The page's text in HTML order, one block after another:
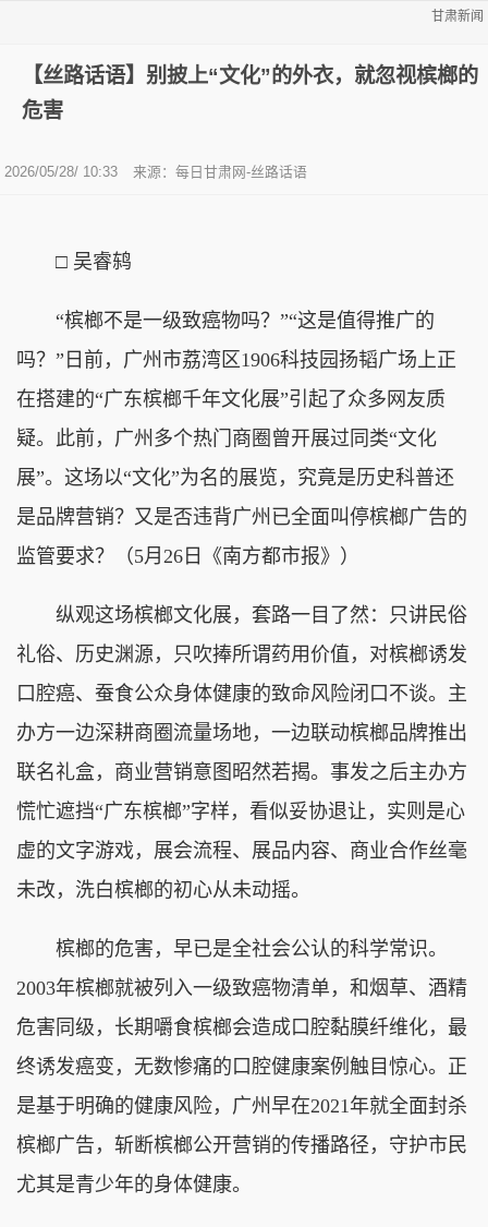
甘肃新闻
【丝路话语】别披上“文化”的外衣，就忽视槟榔的
危害
2026/05/28/ 10:33 来源： 每日甘肃网-丝路话语
□ 吴睿鸫
“槟榔不是一级致癌物吗？”“这是值得推广的
吗？”日前，广州市荔湾区1906科技园扬韬广场上正
在搭建的“广东槟榔千年文化展”引起了众多网友质
疑。此前，广州多个热门商圈曾开展过同类“文化
展”。这场以“文化”为名的展览，究竟是历史科普还
是品牌营销？又是否违背广州已全面叫停槟榔广告的
监管要求？（5月26日《南方都市报》）
纵观这场槟榔文化展，套路一目了然：只讲民俗
礼俗、历史渊源，只吹捧所谓药用价值，对槟榔诱发
口腔癌、蚕食公众身体健康的致命风险闭口不谈。主
办方一边深耕商圈流量场地，一边联动槟榔品牌推出
联名礼盒，商业营销意图昭然若揭。事发之后主办方
慌忙遮挡“广东槟榔”字样，看似妥协退让，实则是心
虚的文字游戏，展会流程、展品内容、商业合作丝毫
未改，洗白槟榔的初心从未动摇。
槟榔的危害，早已是全社会公认的科学常识。
2003年槟榔就被列入一级致癌物清单，和烟草、酒精
危害同级，长期嚼食槟榔会造成口腔黏膜纤维化，最
终诱发癌变，无数惨痛的口腔健康案例触目惊心。正
是基于明确的健康风险，广州早在2021年就全面封杀
槟榔广告，斩断槟榔公开营销的传播路径，守护市民
尤其是青少年的身体健康。